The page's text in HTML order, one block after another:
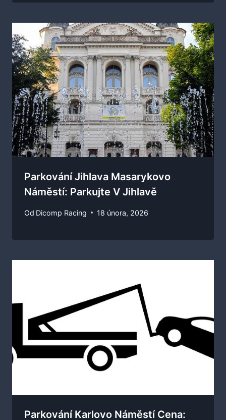
Parkování Jihlava Masarykovo
Náměstí: Parkujte V Jihlavě
Od Dicomp Racing 18 února, 2026
Parkování Karlovo Náměstí Cena: